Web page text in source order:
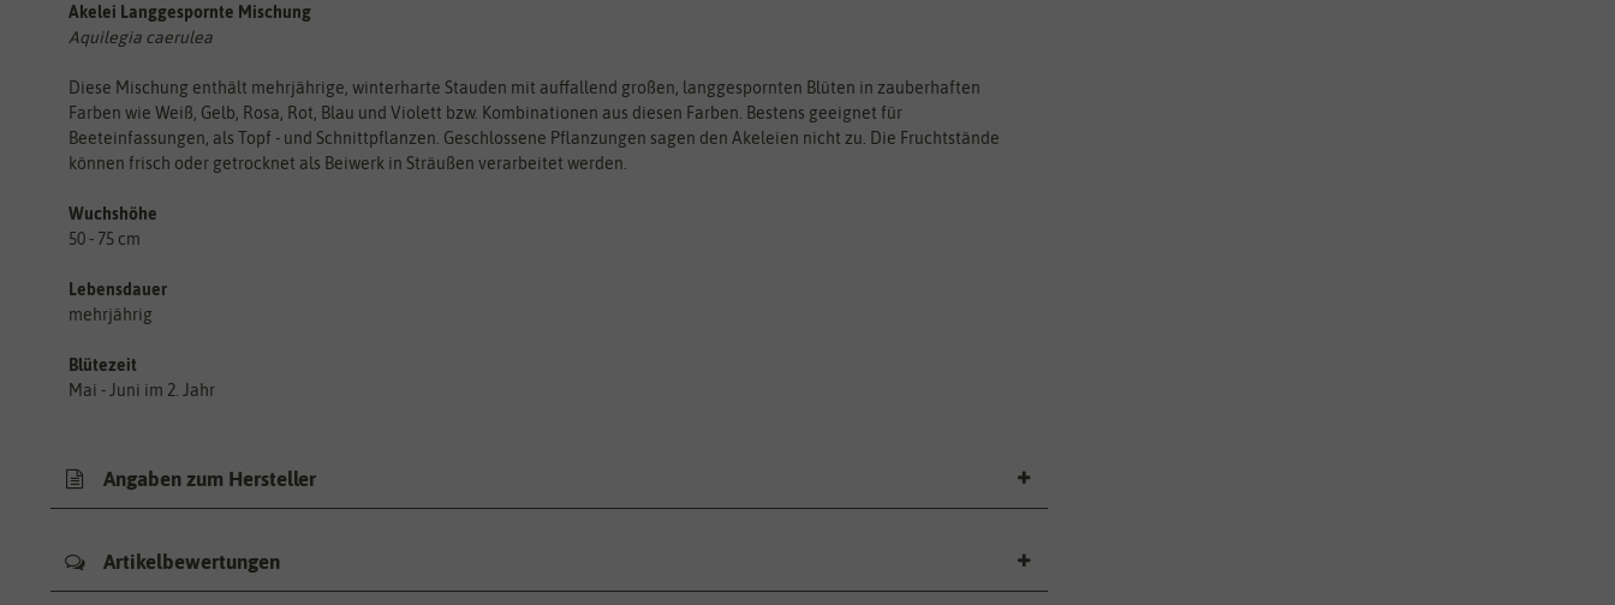
Akelei Langgespornte Mischung
Aquilegia caerulea
Diese Mischung enthält mehrjährige, winterharte Stauden mit auffallend großen, langgespornten Blüten in zauberhaften
Farben wie Weiß, Gelb, Rosa, Rot, Blau und Violett bzw. Kombinationen aus diesen Farben. Bestens geeignet für
Beeteinfassungen, als Topf - und Schnittpflanzen. Geschlossene Pflanzungen sagen den Akeleien nicht zu. Die Fruchtstände
können frisch oder getrocknet als Beiwerk in Sträußen verarbeitet werden.
Wuchshöhe
50 - 75 cm
Lebensdauer
mehrjährig
Blütezeit
Mai - Juni im 2. Jahr
Angaben zum Hersteller
Artikelbewertungen